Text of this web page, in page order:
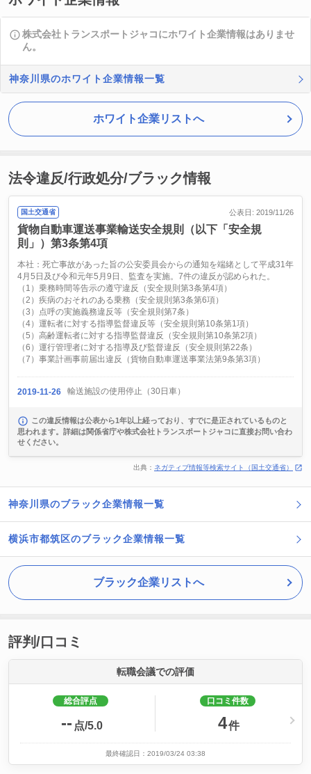
株式会社トランスポートジャコにホワイト企業情報はありませ
ん。
神奈川県のホワイト企業情報一覧
ホワイト企業リストへ
法令違反/行政処分/ブラック情報
公表日: 2019/11/26
国土交通省
貨物自動車運送事業輸送安全規則（以下「安全規
則」）第3条第4項
本社：死亡事故があった旨の公安委員会からの通知を端緒として平成31年
4月5日及び令和元年5月9日、監査を実施。7件の違反が認められた。
（1）乗務時間等告示の遵守違反（安全規則第3条第4項）
（2）疾病のおそれのある乗務（安全規則第3条第6項）
（3）点呼の実施義務違反等（安全規則第7条）
（4）運転者に対する指導監督違反等（安全規則第10条第1項）
（5）高齢運転者に対する指導監督違反（安全規則第10条第2項）
（6）運行管理者に対する指導及び監督違反（安全規則第22条）
（7）事業計画事前届出違反（貨物自動車運送事業法第9条第3項）
2019-11-26 輸送施設の使用停止（30日車）
この違反情報は公表から1年以上経っており、すでに是正されているものと
思われます。詳細は関係省庁や株式会社トランスポートジャコに直接お問い合わ
せください。
出典： ネガティブ情報等検索サイト（国土交通省）
神奈川県のブラック企業情報一覧
横浜市都筑区のブラック企業情報一覧
ブラック企業リストへ
評判/口コミ
転職会議での評価
総合評点
-- 点/5.0
口コミ件数
4件
最終確認日：2019/03/24 03:38